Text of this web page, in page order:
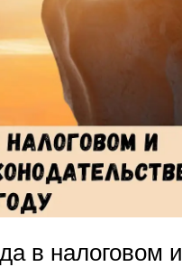
в налоговом и